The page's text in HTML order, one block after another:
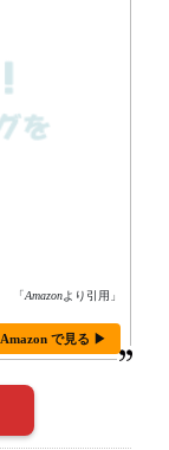
「Amazonより引用」
Amazon で見る ▶